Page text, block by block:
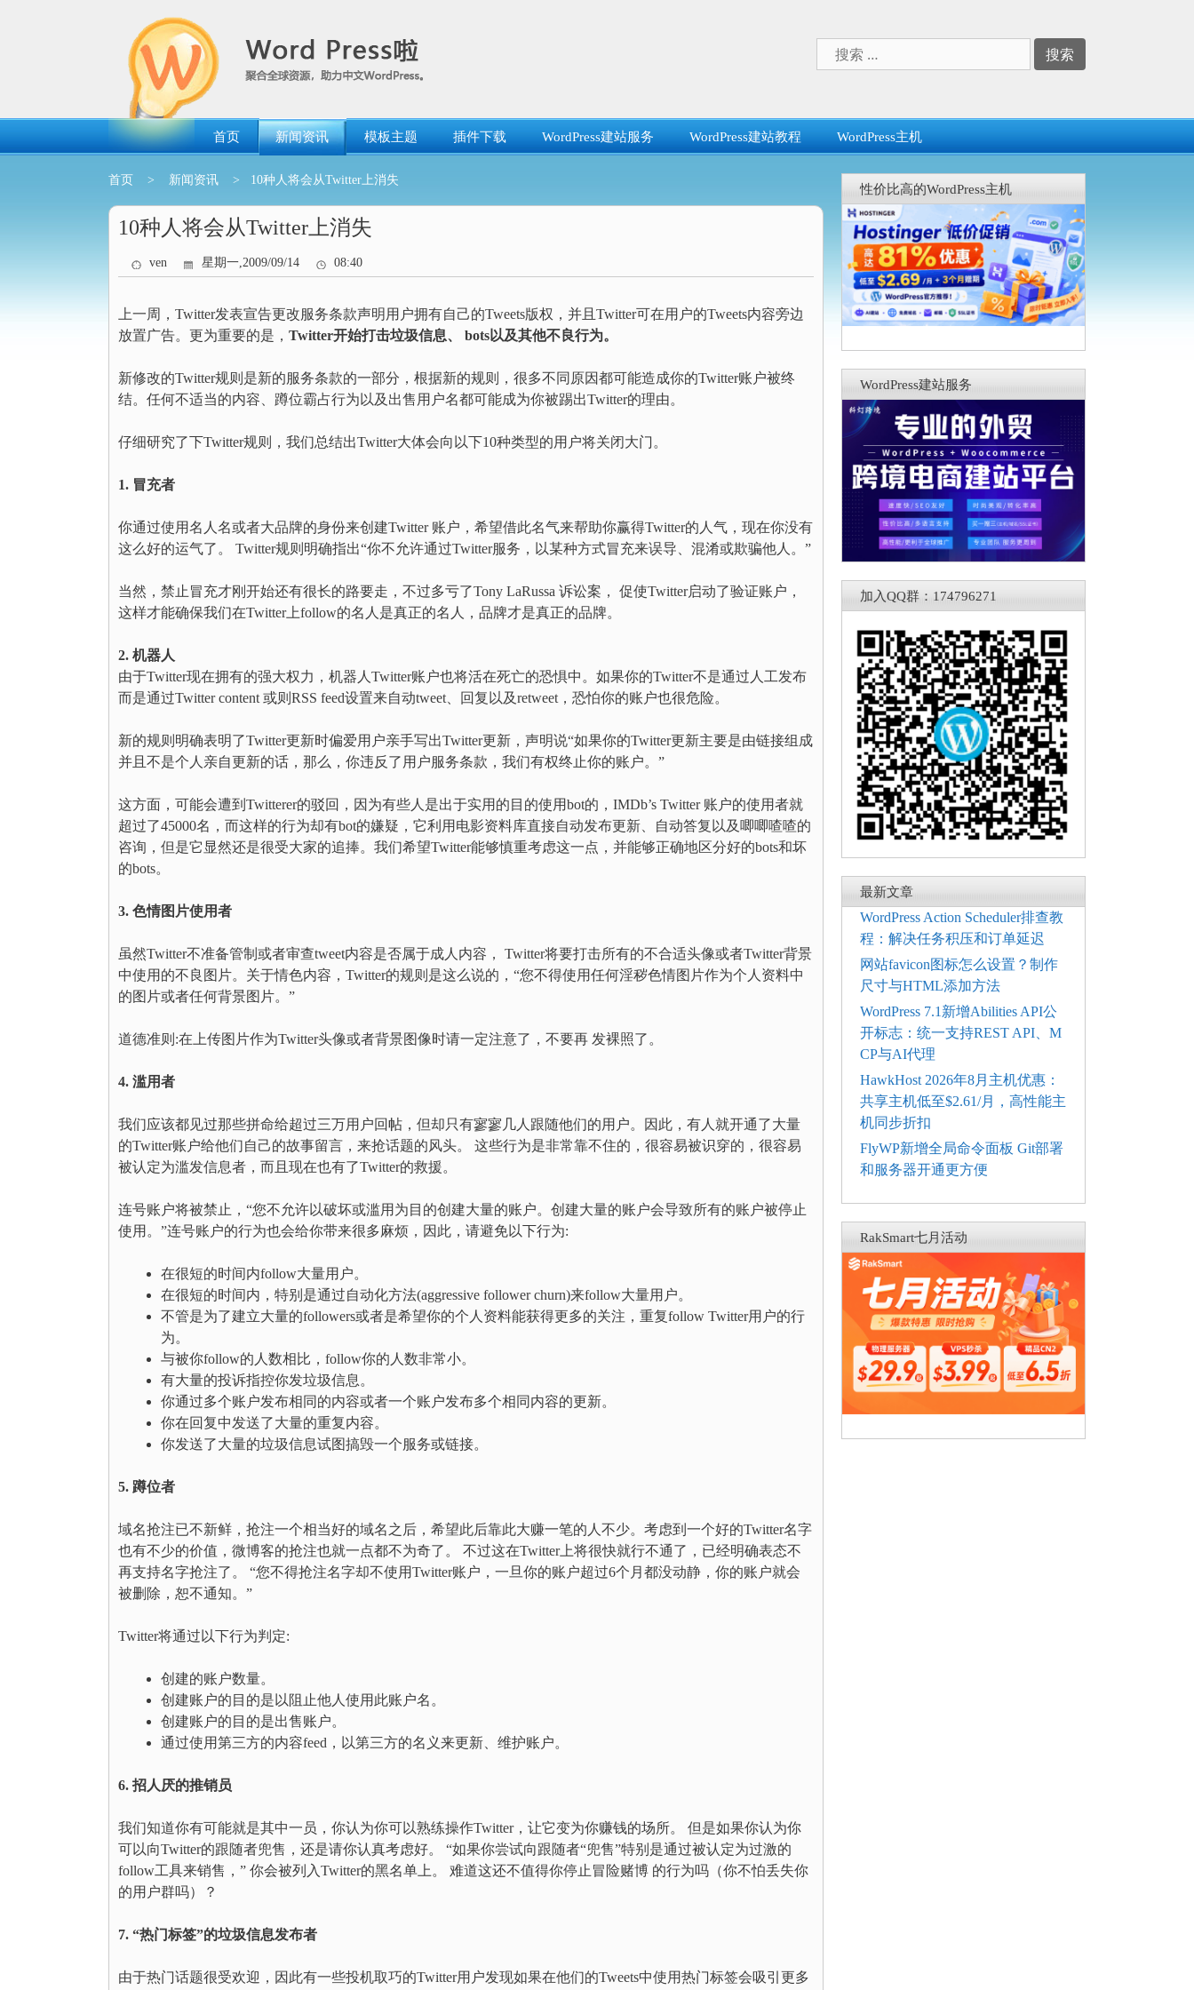
索：
首页 新闻资讯 模板主题 插件下载 WordPress建站服务 WordPress建站教程 WordPress主机
首页 > 新闻资讯 > 10种人将会从Twitter上消失
10种人将会从Twitter上消失
ven 星期一,2009/09/14 08:40
上一周，Twitter发表宣告更改服务条款声明用户拥有自己的Tweets版权，并且Twitter可在用户的Tweets内容旁边
放置广告。更为重要的是， Twitter开始打击垃圾信息、 bots以及其他不良行为。
新修改的Twitter规则是新的服务条款的一部分，根据新的规则，很多不同原因都可能造成你的Twitter账户被终
结。任何不适当的内容、蹲位霸占行为以及出售用户名都可能成为你被踢出Twitter的理由。
仔细研究了下Twitter规则，我们总结出Twitter大体会向以下10种类型的用户将关闭大门。
1. 冒充者
你通过使用名人名或者大品牌的身份来创建Twitter 账户，希望借此名气来帮助你赢得Twitter的人气，现在你没有
这么好的运气了。 Twitter规则明确指出“你不允许通过Twitter服务，以某种方式冒充来误导、混淆或欺骗他人。”
当然，禁止冒充才刚开始还有很长的路要走，不过多亏了Tony LaRussa 诉讼案， 促使Twitter启动了验证账户，
这样才能确保我们在Twitter上follow的名人是真正的名人，品牌才是真正的品牌。
2. 机器人
由于Twitter现在拥有的强大权力，机器人Twitter账户也将活在死亡的恐惧中。如果你的Twitter不是通过人工发布
而是通过Twitter content 或则RSS feed设置来自动tweet、回复以及retweet，恐怕你的账户也很危险。
新的规则明确表明了Twitter更新时偏爱用户亲手写出Twitter更新，声明说“如果你的Twitter更新主要是由链接组成
并且不是个人亲自更新的话，那么，你违反了用户服务条款，我们有权终止你的账户。”
这方面，可能会遭到Twitterer的驳回，因为有些人是出于实用的目的使用bot的，IMDb’s Twitter 账户的使用者就
超过了45000名，而这样的行为却有bot的嫌疑，它利用电影资料库直接自动发布更新、自动答复以及唧唧喳喳的
咨询，但是它显然还是很受大家的追捧。我们希望Twitter能够慎重考虑这一点，并能够正确地区分好的bots和坏
的bots。
3. 色情图片使用者
虽然Twitter不准备管制或者审查tweet内容是否属于成人内容， Twitter将要打击所有的不合适头像或者Twitter背景
中使用的不良图片。关于情色内容，Twitter的规则是这么说的，“您不得使用任何淫秽色情图片作为个人资料中
的图片或者任何背景图片。”
道德准则:在上传图片作为Twitter头像或者背景图像时请一定注意了，不要再 发裸照了。
4. 滥用者
我们应该都见过那些拼命给超过三万用户回帖，但却只有寥寥几人跟随他们的用户。因此，有人就开通了大量
的Twitter账户给他们自己的故事留言，来抢话题的风头。 这些行为是非常靠不住的，很容易被识穿的，很容易
被认定为滥发信息者，而且现在也有了Twitter的救援。
连号账户将被禁止，“您不允许以破坏或滥用为目的创建大量的账户。创建大量的账户会导致所有的账户被停止
使用。”连号账户的行为也会给你带来很多麻烦，因此，请避免以下行为:
在很短的时间内follow大量用户。
在很短的时间内，特别是通过自动化方法(aggressive follower churn)来follow大量用户。
不管是为了建立大量的followers或者是希望你的个人资料能获得更多的关注，重复follow Twitter用户的行
为。
与被你follow的人数相比，follow你的人数非常小。
有大量的投诉指控你发垃圾信息。
你通过多个账户发布相同的内容或者一个账户发布多个相同内容的更新。
你在回复中发送了大量的重复内容。
你发送了大量的垃圾信息试图搞毁一个服务或链接。
5. 蹲位者
域名抢注已不新鲜，抢注一个相当好的域名之后，希望此后靠此大赚一笔的人不少。考虑到一个好的Twitter名字
也有不少的价值，微博客的抢注也就一点都不为奇了。 不过这在Twitter上将很快就行不通了，已经明确表态不
再支持名字抢注了。 “您不得抢注名字却不使用Twitter账户，一旦你的账户超过6个月都没动静，你的账户就会
被删除，恕不通知。”
Twitter将通过以下行为判定:
创建的账户数量。
创建账户的目的是以阻止他人使用此账户名。
创建账户的目的是出售账户。
通过使用第三方的内容feed，以第三方的名义来更新、维护账户。
6. 招人厌的推销员
我们知道你有可能就是其中一员，你认为你可以熟练操作Twitter，让它变为你赚钱的场所。 但是如果你认为你
可以向Twitter的跟随者兜售，还是请你认真考虑好。 “如果你尝试向跟随者“兜售”特别是通过被认定为过激的
follow工具来销售，” 你会被列入Twitter的黑名单上。 难道这还不值得你停止冒险赌博 的行为吗（你不怕丢失你
的用户群吗）？
7. “热门标签”的垃圾信息发布者
由于热门话题很受欢迎，因此有一些投机取巧的Twitter用户发现如果在他们的Tweets中使用热门标签会吸引更多
性价比高的WordPress主机
WordPress建站服务
加入QQ群：174796271
最新文章
WordPress Action Scheduler排查教
程：解决任务积压和订单延迟
网站favicon图标怎么设置？制作
尺寸与HTML添加方法
WordPress 7.1新增Abilities API公
开标志：统一支持REST API、M
CP与AI代理
HawkHost 2026年8月主机优惠：
共享主机低至$2.61/月，高性能主
机同步折扣
FlyWP新增全局命令面板 Git部署
和服务器开通更方便
RakSmart七月活动